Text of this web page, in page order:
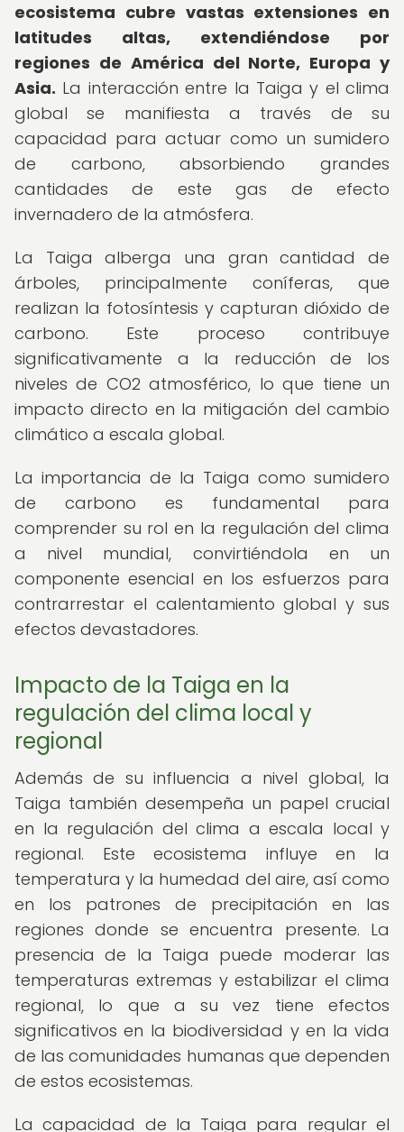
ecosistema cubre vastas extensiones en
latitudes altas, extendiéndose por
regiones de América del Norte, Europa y
Asia. La interacción entre la Taiga y el clima
global se manifiesta a través de su
capacidad para actuar como un sumidero
de carbono, absorbiendo grandes
cantidades de este gas de efecto
invernadero de la atmósfera.
La Taiga alberga una gran cantidad de
árboles, principalmente coníferas, que
realizan la fotosíntesis y capturan dióxido de
carbono. Este proceso contribuye
significativamente a la reducción de los
niveles de CO2 atmosférico, lo que tiene un
impacto directo en la mitigación del cambio
climático a escala global.
La importancia de la Taiga como sumidero
de carbono es fundamental para
comprender su rol en la regulación del clima
a nivel mundial, convirtiéndola en un
componente esencial en los esfuerzos para
contrarrestar el calentamiento global y sus
efectos devastadores.
Impacto de la Taiga en la
regulación del clima local y
regional
Además de su influencia a nivel global, la
Taiga también desempeña un papel crucial
en la regulación del clima a escala local y
regional. Este ecosistema influye en la
temperatura y la humedad del aire, así como
en los patrones de precipitación en las
regiones donde se encuentra presente. La
presencia de la Taiga puede moderar las
temperaturas extremas y estabilizar el clima
regional, lo que a su vez tiene efectos
significativos en la biodiversidad y en la vida
de las comunidades humanas que dependen
de estos ecosistemas.
La capacidad de la Taiga para regular el